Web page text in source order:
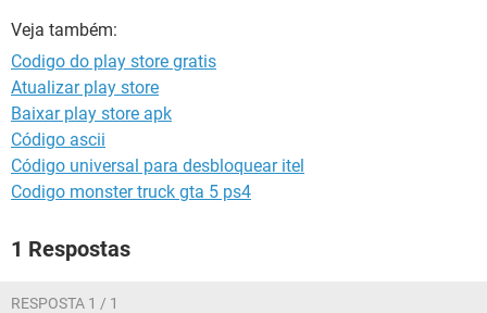
Veja também:
Codigo do play store gratis
Atualizar play store
Baixar play store apk
Código ascii
Código universal para desbloquear itel
Codigo monster truck gta 5 ps4
1 Respostas
RESPOSTA 1 / 1